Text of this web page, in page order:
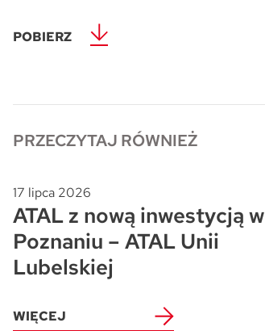
POBIERZ
PRZECZYTAJ RÓWNIEŻ
17 lipca 2026
ATAL z nową inwestycją w
Poznaniu – ATAL Unii
Lubelskiej
WIĘCEJ
Skwer Witosa w Piastowie